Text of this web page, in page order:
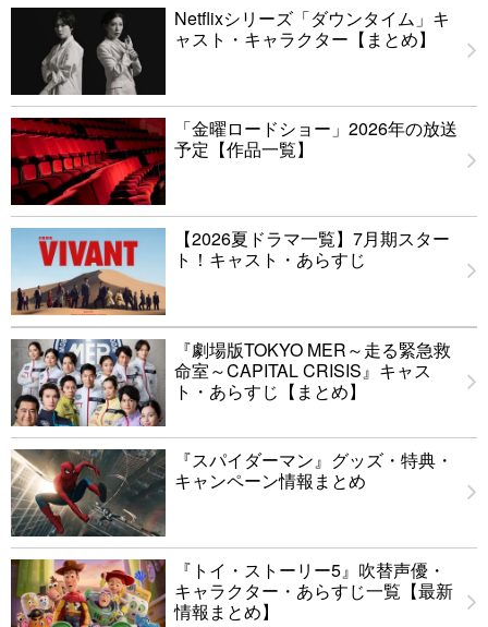
Netflixシリーズ「ダウンタイム」キ
ャスト・キャラクター【まとめ】
「金曜ロードショー」2026年の放送
予定【作品一覧】
【2026夏ドラマ一覧】7月期スター
ト！キャスト・あらすじ
『劇場版TOKYO MER～走る緊急救
命室～CAPITAL CRISIS』キャス
ト・あらすじ【まとめ】
『スパイダーマン』グッズ・特典・
キャンペーン情報まとめ
『トイ・ストーリー5』吹替声優・
キャラクター・あらすじ一覧【最新
情報まとめ】